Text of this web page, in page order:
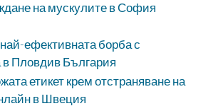
на мускулите в София
ефективната борба с
в Пловдив България
етикет крем отстраняване на
в Швеция